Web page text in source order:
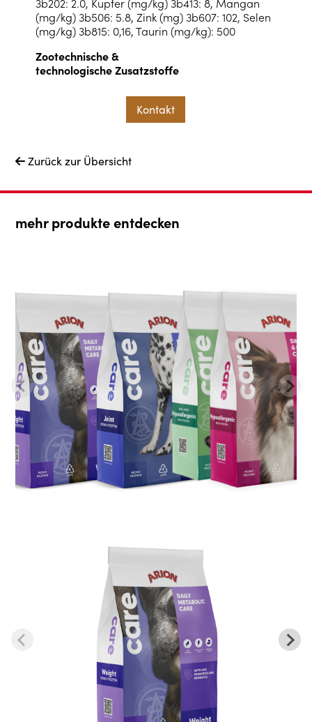
(mg/kg) 3b506: 5.8, Zink (mg) 3b607: 102, Selen
(mg/kg) 3b815: 0,16, Taurin (mg/kg): 500
Zootechnische &
technologische Zusatzstoffe
Kontakt
Zurück zur Übersicht
mehr produkte entdecken